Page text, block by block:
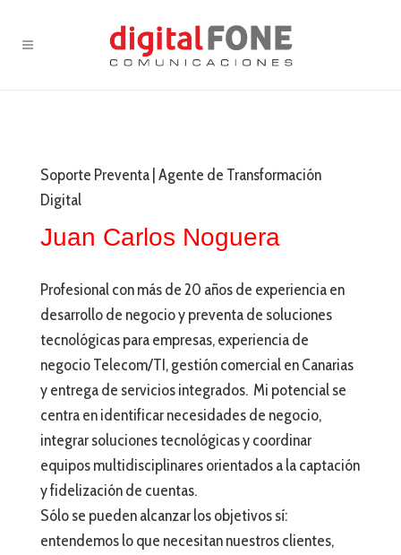
Soporte Preventa | Agente de Transformación
Digital
Juan Carlos Noguera
Profesional con más de 20 años de experiencia en
desarrollo de negocio y preventa de soluciones
tecnológicas para empresas, experiencia de
negocio Telecom/TI, gestión comercial en Canarias
y entrega de servicios integrados. Mi potencial se
centra en identificar necesidades de negocio,
integrar soluciones tecnológicas y coordinar
equipos multidisciplinares orientados a la captación
y fidelización de cuentas.
Sólo se pueden alcanzar los objetivos sí:
entendemos lo que necesitan nuestros clientes,